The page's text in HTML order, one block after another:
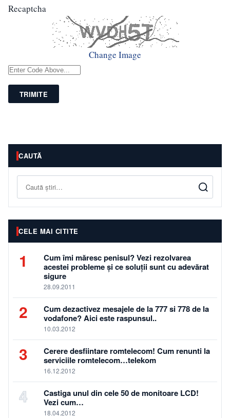
Recaptcha
Change Image
TRIMITE
CAUTĂ
Caută
CELE MAI CITITE
1
Cum îmi măresc penisul? Vezi rezolvarea
acestei probleme și ce soluții sunt cu adevărat
sigure
28.09.2011
2
Cum dezactivez mesajele de la 777 si 778 de la
vodafone? Aici este raspunsul..
10.03.2012
3
Cerere desfiintare romtelecom! Cum renunti la
serviciile romtelecom…telekom
16.12.2012
4
Castiga unul din cele 50 de monitoare LCD!
Vezi cum…
18.04.2012